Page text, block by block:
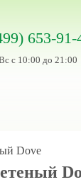
653-91-
с 10:00 до 21:00
Dove